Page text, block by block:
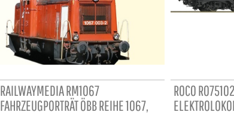
RAILWAYMEDIA RM1067
FAHRZEUGPORTRÄT ÖBB REIHE 1067,
ROCO